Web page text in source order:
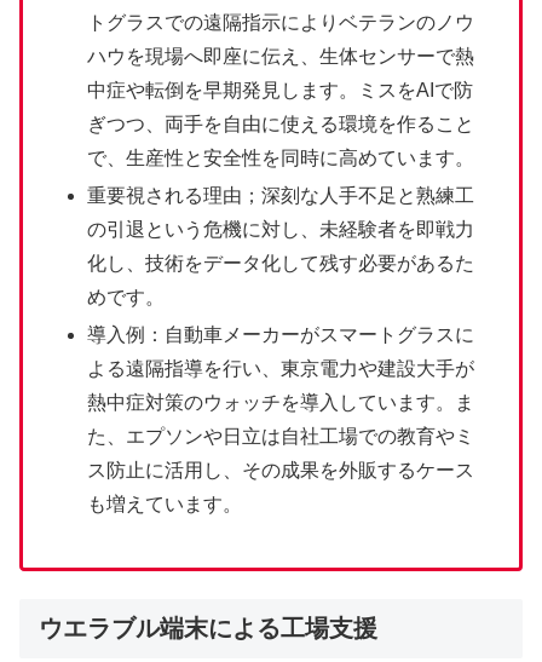
トグラスでの遠隔指示によりベテランのノウ
ハウを現場へ即座に伝え、生体センサーで熱
中症や転倒を早期発見します。ミスをAIで防
ぎつつ、両手を自由に使える環境を作ること
で、生産性と安全性を同時に高めています。
重要視される理由；深刻な人手不足と熟練工
の引退という危機に対し、未経験者を即戦力
化し、技術をデータ化して残す必要があるた
めです。
導入例：自動車メーカーがスマートグラスに
よる遠隔指導を行い、東京電力や建設大手が
熱中症対策のウォッチを導入しています。ま
た、エプソンや日立は自社工場での教育やミ
ス防止に活用し、その成果を外販するケース
も増えています。
ウエラブル端末による工場支援